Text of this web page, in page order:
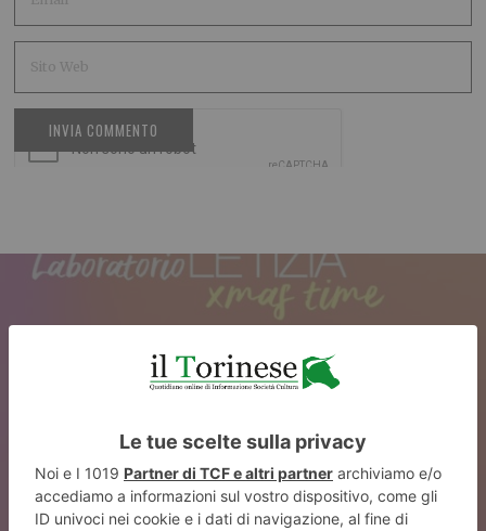
Laboratorio di Letizia per i
vostri doni di Natale